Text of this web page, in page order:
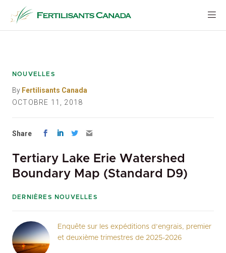
contenu
NOUVELLES
By Fertilisants Canada
OCTOBRE 11, 2018
Share
Tertiary Lake Erie Watershed
Boundary Map (Standard D9)
DERNIÈRES NOUVELLES
Enquête sur les expéditions d’engrais, premier
et deuxième trimestres de 2025-2026